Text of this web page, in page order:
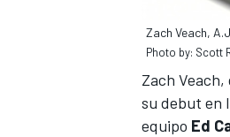
Zach Veach,
Photo by: Scott
Zach Veach,
su debut en
equipo Ed